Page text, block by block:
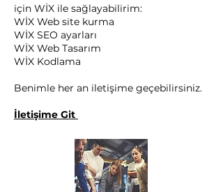
için WİX ile sağlayabilirim:​ ​
WİX Web site kurma
WİX SEO ayarları
WİX Web Tasarım
WİX Kodlama ​
Benimle her an iletişime geçebilirsiniz.
İletişime Git